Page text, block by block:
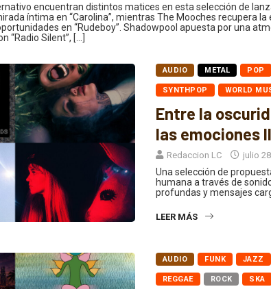
encuentran distintos matices en esta selección de
íntima en “Carolina”, mientras The Mooches recupera
en “Rudeboy”. Shadowpool apuesta por una
“Radio Silent”, […]
AUDIO METAL POP
SYNTHPOP WORLD
Entre la
las emociones
Redaccion LC julio
Una selección de
humana a través de
profundas y mensajes
LEER MÁS
AUDIO FUNK JAZZ
REGGAE ROCK SKA